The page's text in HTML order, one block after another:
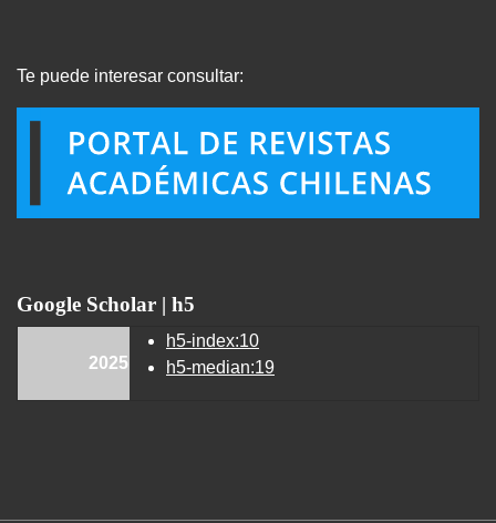
Te puede interesar consultar:
Google Scholar | h5
2025
h5-index:10
h5-median:19